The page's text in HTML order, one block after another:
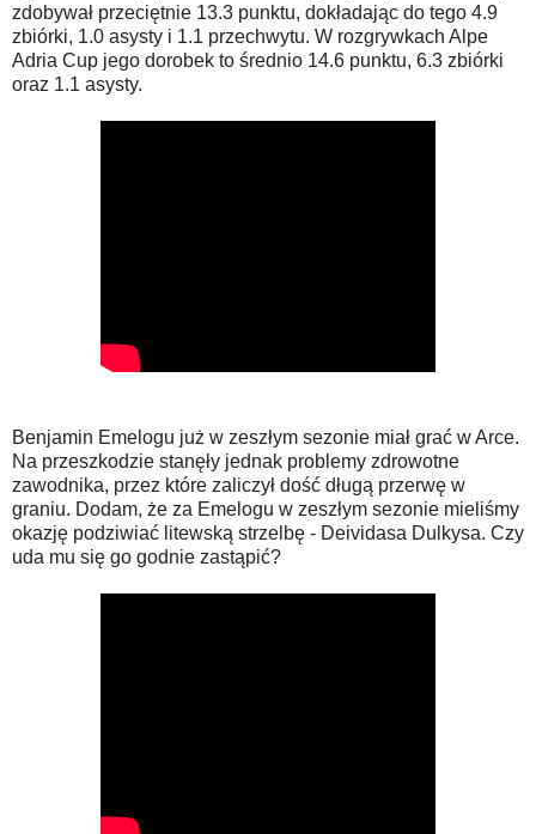
zdobywał przeciętnie 13.3 punktu, dokładając do tego 4.9
zbiórki, 1.0 asysty i 1.1 przechwytu. W rozgrywkach Alpe
Adria Cup jego dorobek to średnio 14.6 punktu, 6.3 zbiórki
oraz 1.1 asysty.
Benjamin Emelogu już w zeszłym sezonie miał grać w Arce.
Na przeszkodzie stanęły jednak problemy zdrowotne
zawodnika, przez które zaliczył dość długą przerwę w
graniu. Dodam, że za Emelogu w zeszłym sezonie mieliśmy
okazję podziwiać litewską strzelbę - Deividasa Dulkysa. Czy
uda mu się go godnie zastąpić?